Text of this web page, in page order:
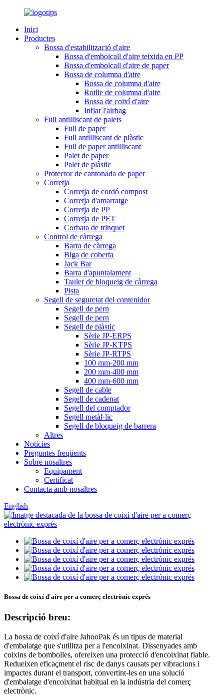
Inici
Productes
Bossa d'estabilització d'aire
Bossa d'embolcall d'aire teixida en PP
Bossa d'embolcall d'aire de paper
Bossa de columna d'aire
Bossa de columna d'aire
Rotlle de columna d'aire
Bossa de coixí d'aire
Inflar l'airbag
Full antilliscant de palets
Full de paper
Full antilliscant de plàstic
Full de paper antilliscant
Palet de paper
Palet de plàstic
Protector de cantonada de paper
Corretja
Corretja de cordó compost
Corretja d'amarratge
Corretja de PP
Corretja de PET
Corbata de trinquet
Control de càrrega
Barra de càrrega
Biga de coberta
Jack Bar
Barra d'apuntalament
Tauler de bloqueig de càrrega
Pista
Segell de seguretat del contenidor
Segell de pern
Segell de pern
Segell de plàstic
Sèrie JP-ERPS
Sèrie JP-KTPS
Sèrie JP-RTPS
100 mm-200 mm
200 mm-400 mm
400 mm-600 mm
Segell de cable
Segell de cadenat
Segell del comptador
Segell metàl·lic
Segell de bloqueig de barrera
Altres
Notícies
Preguntes freqüents
Sobre nosaltres
Equipament
Certificat
Contacta amb nosaltres
English
Bossa de coixí d'aire per a comerç electrònic exprés
Descripció breu:
La bossa de coixí d'aire JahooPak és un tipus de material
d'embalatge que s'utilitza per a l'encoixinat. Dissenyades amb
coixins de bombolles, ofereixen una protecció d'encoixinat fiable.
Redueixen eficaçment el risc de danys causats per vibracions i
impactes durant el transport, convertint-les en una solució
d'embalatge d'encoixinat habitual en la indústria del comerç
electrònic.